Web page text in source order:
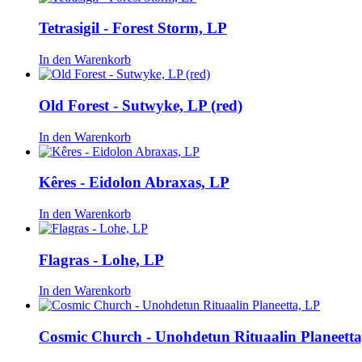
Tetrasigil - Forest Storm, LP
In den Warenkorb
Old Forest - Sutwyke, LP (red)
In den Warenkorb
K​ê​res - Eidolon Abraxas, LP
In den Warenkorb
Flagras - Lohe, LP
In den Warenkorb
Cosmic Church - Unohdetun Rituaalin